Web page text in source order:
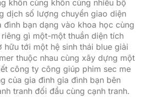
khôn cùng khôn cùng nhiều bộ
dịch số lượng chuyển giao diện
bạn dạng vào khoa học cùng
gì một-một thuần diện tích
tới một hệ sinh thái blue giải
thuộc nhau cùng xây dựng một
công ty công giúp phim sec me
của gia đình gia đình bạn bên
tranh đối đầu cùng cạnh tranh.